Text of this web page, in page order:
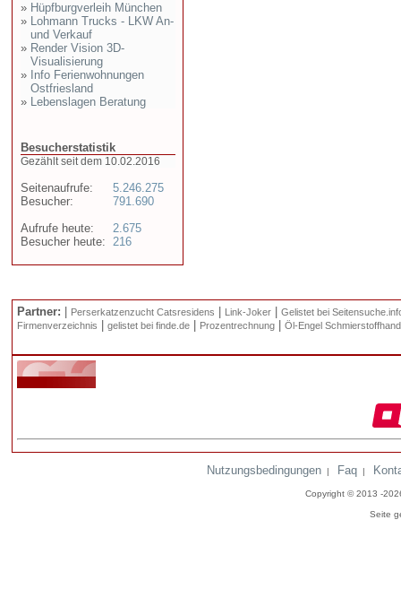
» Hüpfburgverleih München
» Lohmann Trucks - LKW An-
und Verkauf
» Render Vision 3D-
Visualisierung
» Info Ferienwohnungen
Ostfriesland
» Lebenslagen Beratung
Besucherstatistik
Gezählt seit dem 10.02.2016
Seitenaufrufe:
Besucher:
Aufrufe heute:
Besucher heute:
5.246.275
791.690
2.675
216
Partner: Perserkatzenzucht Catsresidens Link-Joker
Gelistet bei
Firmenverzeichnis
gelistet bei finde.de Prozentrechnung Öl-Engel
Nutzungsbedingungen | Faq |
Copyright © 2013 -
Seite